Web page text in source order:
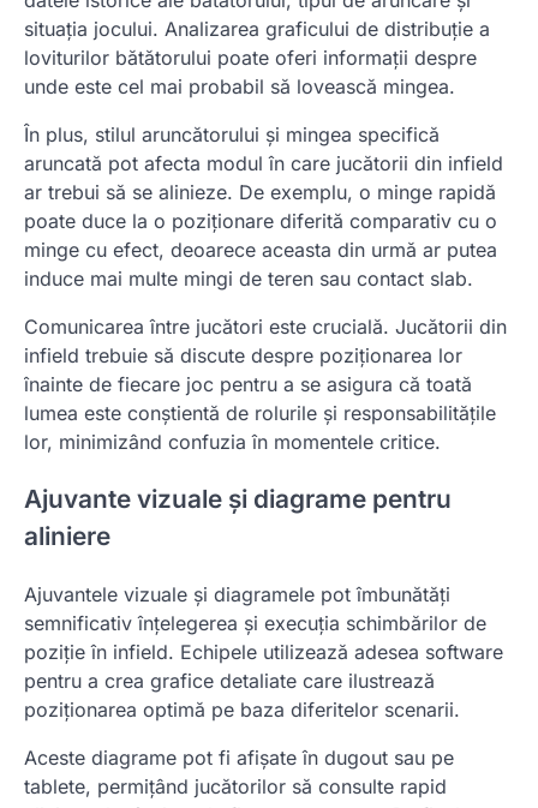
situația jocului. Analizarea graficului de distribuție a
loviturilor bătătorului poate oferi informații despre
unde este cel mai probabil să lovească mingea.
În plus, stilul aruncătorului și mingea specifică
aruncată pot afecta modul în care jucătorii din infield
ar trebui să se alinieze. De exemplu, o minge rapidă
poate duce la o poziționare diferită comparativ cu o
minge cu efect, deoarece aceasta din urmă ar putea
induce mai multe mingi de teren sau contact slab.
Comunicarea între jucători este crucială. Jucătorii din
infield trebuie să discute despre poziționarea lor
înainte de fiecare joc pentru a se asigura că toată
lumea este conștientă de rolurile și responsabilitățile
lor, minimizând confuzia în momentele critice.
Ajuvante vizuale și diagrame pentru
aliniere
Ajuvantele vizuale și diagramele pot îmbunătăți
semnificativ înțelegerea și execuția schimbărilor de
poziție în infield. Echipele utilizează adesea software
pentru a crea grafice detaliate care ilustrează
poziționarea optimă pe baza diferitelor scenarii.
Aceste diagrame pot fi afișate în dugout sau pe
tablete, permițând jucătorilor să consulte rapid